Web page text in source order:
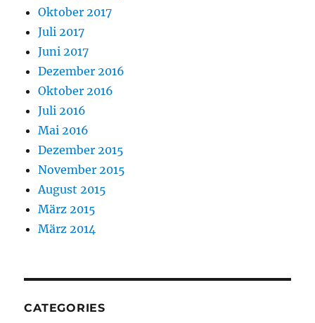
Oktober 2017
Juli 2017
Juni 2017
Dezember 2016
Oktober 2016
Juli 2016
Mai 2016
Dezember 2015
November 2015
August 2015
März 2015
März 2014
CATEGORIES